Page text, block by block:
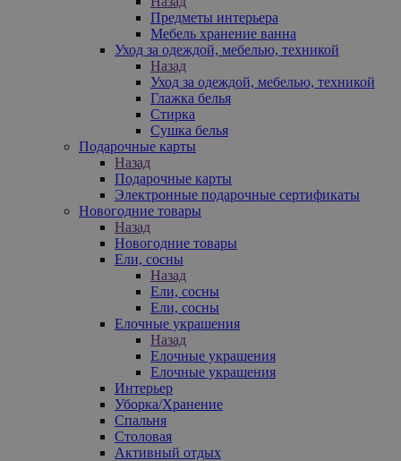
Предметы интерьера
Мебель хранение ванна
Уход за одеждой, мебелью, техникой
Назад
Уход за одеждой, мебелью, техникой
Глажка белья
Стирка
Сушка белья
Подарочные карты
Назад
Подарочные карты
Электронные подарочные сертификаты
Новогодние товары
Назад
Новогодние товары
Ели, сосны
Назад
Ели, сосны
Ели, сосны
Елочные украшения
Назад
Елочные украшения
Елочные украшения
Интерьер
Уборка/Хранение
Спальня
Столовая
Активный отдых